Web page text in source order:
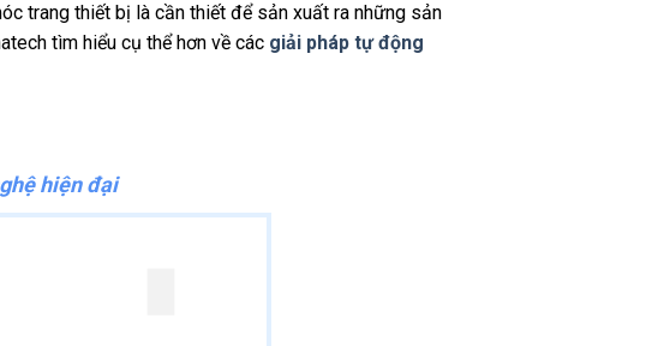
trang thiết bị là cần thiết để sản xuất ra những sản
tìm hiểu cụ thể hơn về các giải pháp tự động
hiện đại